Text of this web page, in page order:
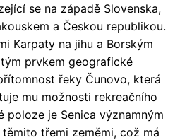
se na západě Slovenska,
a Českou republikou.
Karpaty na jihu a Borským
prvkem geografické
řeky Čunovo, která
mu možnosti rekreačního
poloze je Senica významným
třemi zeměmi, což má